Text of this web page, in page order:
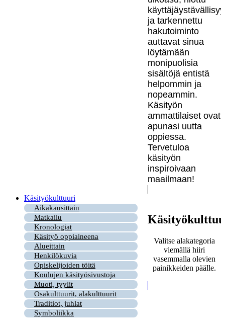
ja tarkennettu
hakutoiminto
auttavat sinua
löytämään
monipuolisia
sisältöjä entistä
helpommin ja
nopeammin.
Käsityön
ammattilaiset ovat
apunasi uutta
oppiessa.
Tervetuloa
käsityön
inspiroivaan
maailmaan!
Käsityökulttuuri
Aikakausittain
Matkailu
Kronologiat
Käsityö oppiaineena
Alueittain
Henkilökuvia
Opiskelijoiden töitä
Koulujen käsityösivustoja
Muoti, tyylit
Osakulttuurit, alakulttuurit
Traditiot, juhlat
Symboliikka
Valitse alakategoria
viemällä hiiri
vasemmalla olevien
painikkeiden päälle.